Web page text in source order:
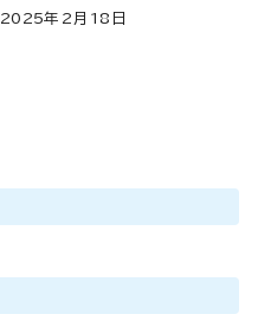
2025年2月 18 日